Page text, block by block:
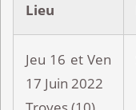
Lieu
Jeu 16 et Ven
17 Juin 2022